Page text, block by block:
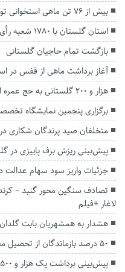
بیش از ۷۶ تن ماهی استخوانی توسط صیادان گلستانی صید شد
استان گلستان با ۱۷۸۰ شعبه رأی، آماده خلق حماسه‌ای جدید است
بازگشت تمام حاجیان گلستانی
آغاز برداشت ماهی از قفس در
هزار و ۲۰۰ گلستانی به حج عمره اعزام می‌شوند
برگزاری پنجمین نمایشگاه
متخلفان صید پرندگان شکاری
پیش‌بینی ریزش برف پاییزی در
جزئیات واریز سود سهام عدالت
تصادف سنگین محور گنبد –
لاغار +فیلم
هشدار به همشهریان بابت
۵۰ درصد بازماندگان از تحصیل مقطع ابتدایی گلستان به مدرسه بازگشتند
پیش‌بینی برداشت یک هزار و ۵۰۰ تن ماهی در گلستان